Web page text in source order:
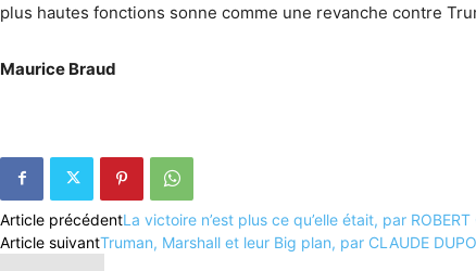
plus hautes fonctions sonne comme une revanche contre
Maurice Braud
Article précédentLa victoire n’est plus ce qu’elle était, par ROBERT
Article suivantTruman, Marshall et leur Big plan, par CLAUDE